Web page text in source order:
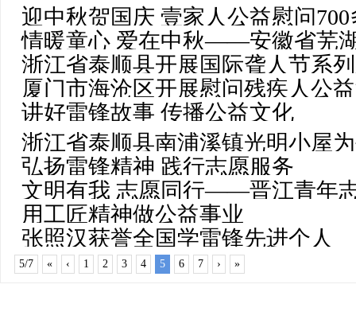
公益文化
迎中秋贺国庆 壹家人公益慰问
情暖童心 爱在中秋——安徽省芜
行安全宣讲进校园活动
浙江省泰顺县开展国际聋人节系
厦门市海沧区开展慰问残疾人公
讲好雷锋故事 传播公益文化
浙江省泰顺县南浦溪镇光明小屋
弘扬雷锋精神 践行志愿服务
文明有我 志愿同行——晋江青年
愿服务进社区
用工匠精神做公益事业
张照汉获誉全国学雷锋先进个人
5/7 « ‹ 1 2 3 4 5 6 7 › »